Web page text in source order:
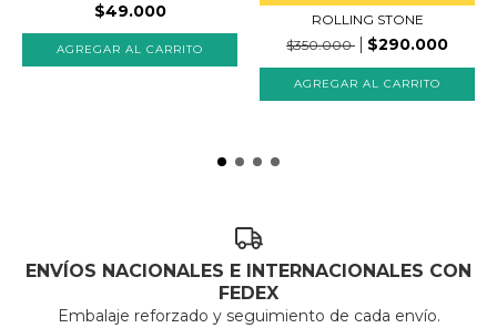
$49.000
ROLLING STONE
$350.000
$290.000
ENVÍOS NACIONALES E INTERNACIONALES CON
FEDEX
Embalaje reforzado y seguimiento de cada envío.